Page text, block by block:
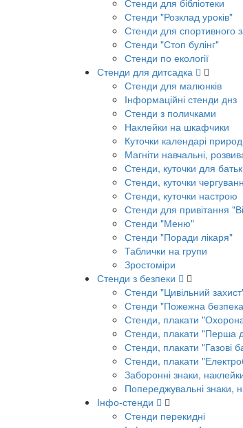
Стенди для бібліотеки
Стенди "Розклад уроків"
Стенди для спортивного
Стенди "Стоп булінг"
Стенди по екології
Стенди для дитсадка
Стенди для малюнків
Інформаційні стенди днз
Стенди з поличками
Наклейки на шкафчики
Куточки календарі
Магніти навчальні,
Стенди, куточки для
Стенди, куточки
Стенди, куточки настрою
Стенди для привітання
Стенди "Меню"
Стенди "Поради лікаря"
Таблички на групи
Зростоміри
Стенди з безпеки
Стенди "Цивільний
Стенди "Пожежна
Стенди, плакати
Стенди, плакати "Перша
Стенди, плакати "Газові
Стенди, плакати
Заборонні знаки,
Попереджувальні знаки,
Інфо-стенди
Стенди перекидні